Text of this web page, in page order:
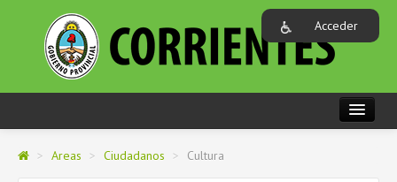
Acceder
> Areas > Ciudadanos > Cultura